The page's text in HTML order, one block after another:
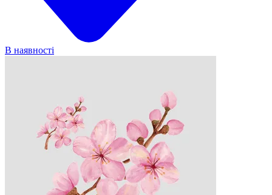
В наявності